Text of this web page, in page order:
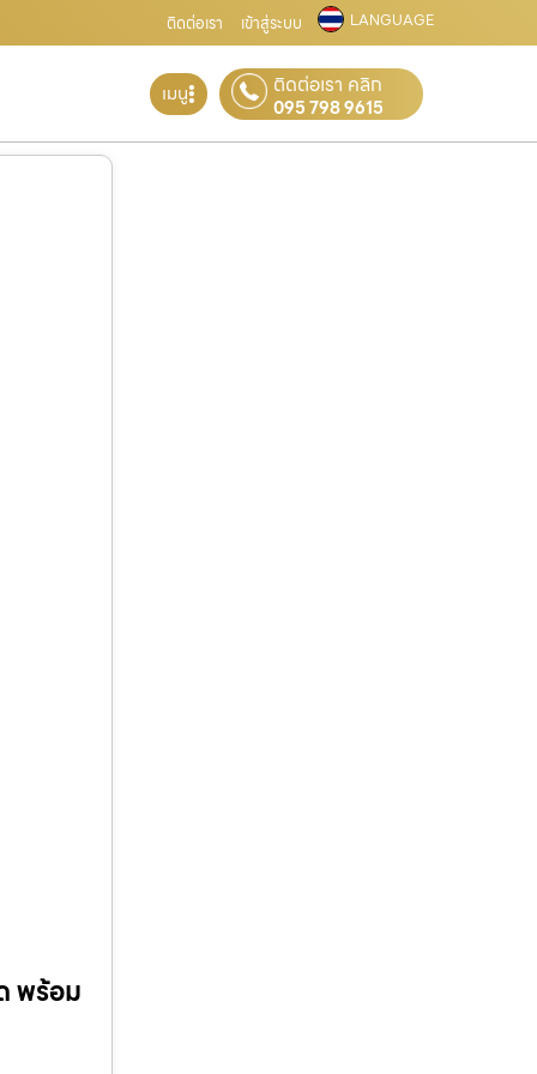
ติดต่อเรา เข้าสู่ระบบ LANGUAGE
เมนู ติดต่อเรา คลิก
095 798 9615
พร้อม